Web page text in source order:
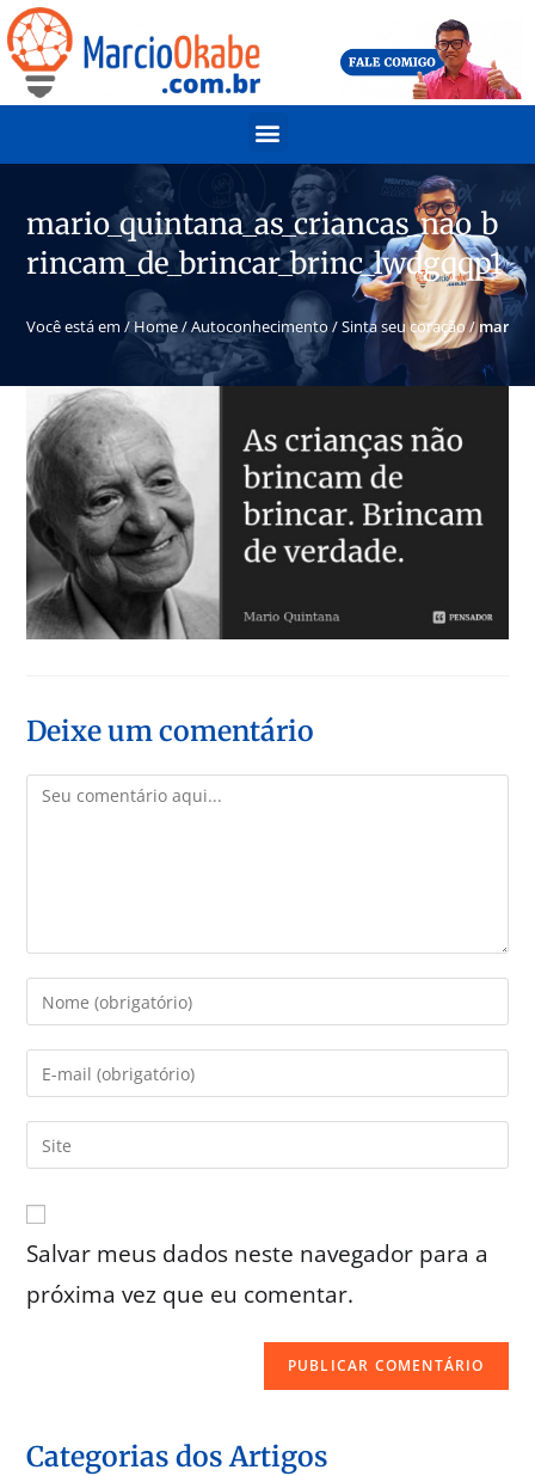
mario_quintana_as_criancas_nao_b
rincam_de_brincar_brinc_lwdgqqp1
Você está em / Home/Autoconhecimento /Sinta seu coração/
Deixe um comentário
Salvar meus dados neste navegador para a
próxima vez que eu comentar.
Categorias dos Artigos